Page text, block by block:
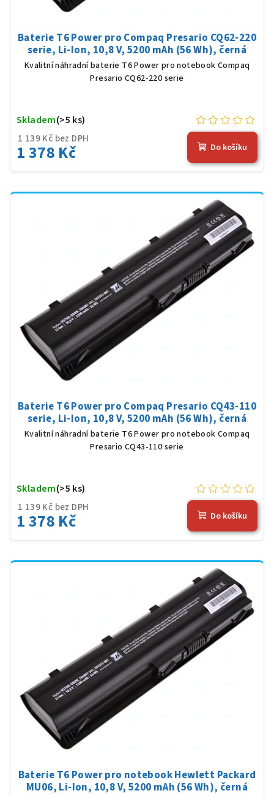
Baterie T6 Power pro Compaq Presario CQ62-220
serie, Li-Ion, 10,8 V, 5200 mAh (56 Wh), černá
Kvalitní náhradní baterie T6 Power pro notebook Compaq
Presario CQ62-220 serie
1 139 Kč bez DPH
1 378 Kč
Skladem(>5 ks)
Do košíku
Baterie T6 Power pro Compaq Presario CQ43-110
serie, Li-Ion, 10,8 V, 5200 mAh (56 Wh), černá
Kvalitní náhradní baterie T6 Power pro notebook Compaq
Presario CQ43-110 serie
1 139 Kč bez DPH
1 378 Kč
Skladem(>5 ks)
Do košíku
Baterie T6 Power pro notebook Hewlett Packard
MU06, Li-Ion, 10,8 V, 5200 mAh (56 Wh), černá